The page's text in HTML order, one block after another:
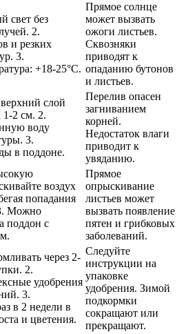
свет без
2.
и резких
3.
+18-25°C.
Прямое солнце
может вызвать
ожоги листьев.
Сквозняки
приводят к
опаданию бутонов
и листьев.
слой
1-2 см. 2.
воду
3.
в поддоне.
Перелив опасен
загниванием
корней.
Недостаток влаги
приводит к
увяданию.
воздух
попадания
Можно
поддон с
Прямое
опрыскивание
листьев может
вызвать появление
пятен и грибковых
заболеваний.
через 2-
2.
удобрения
3.
в 2 недели в
и цветения.
Следуйте
инструкции на
упаковке
удобрения. Зимой
подкормки
сокращают или
прекращают.